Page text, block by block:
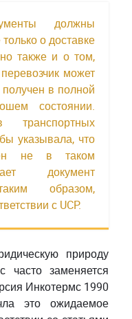
должны
о доставке
также и о том,
может
в полной
состоянии.
указывала, что
не в таком
документ
образом,
с UCP.
природу
часто заменяется
Инкотермс 1990
это ожидаемое